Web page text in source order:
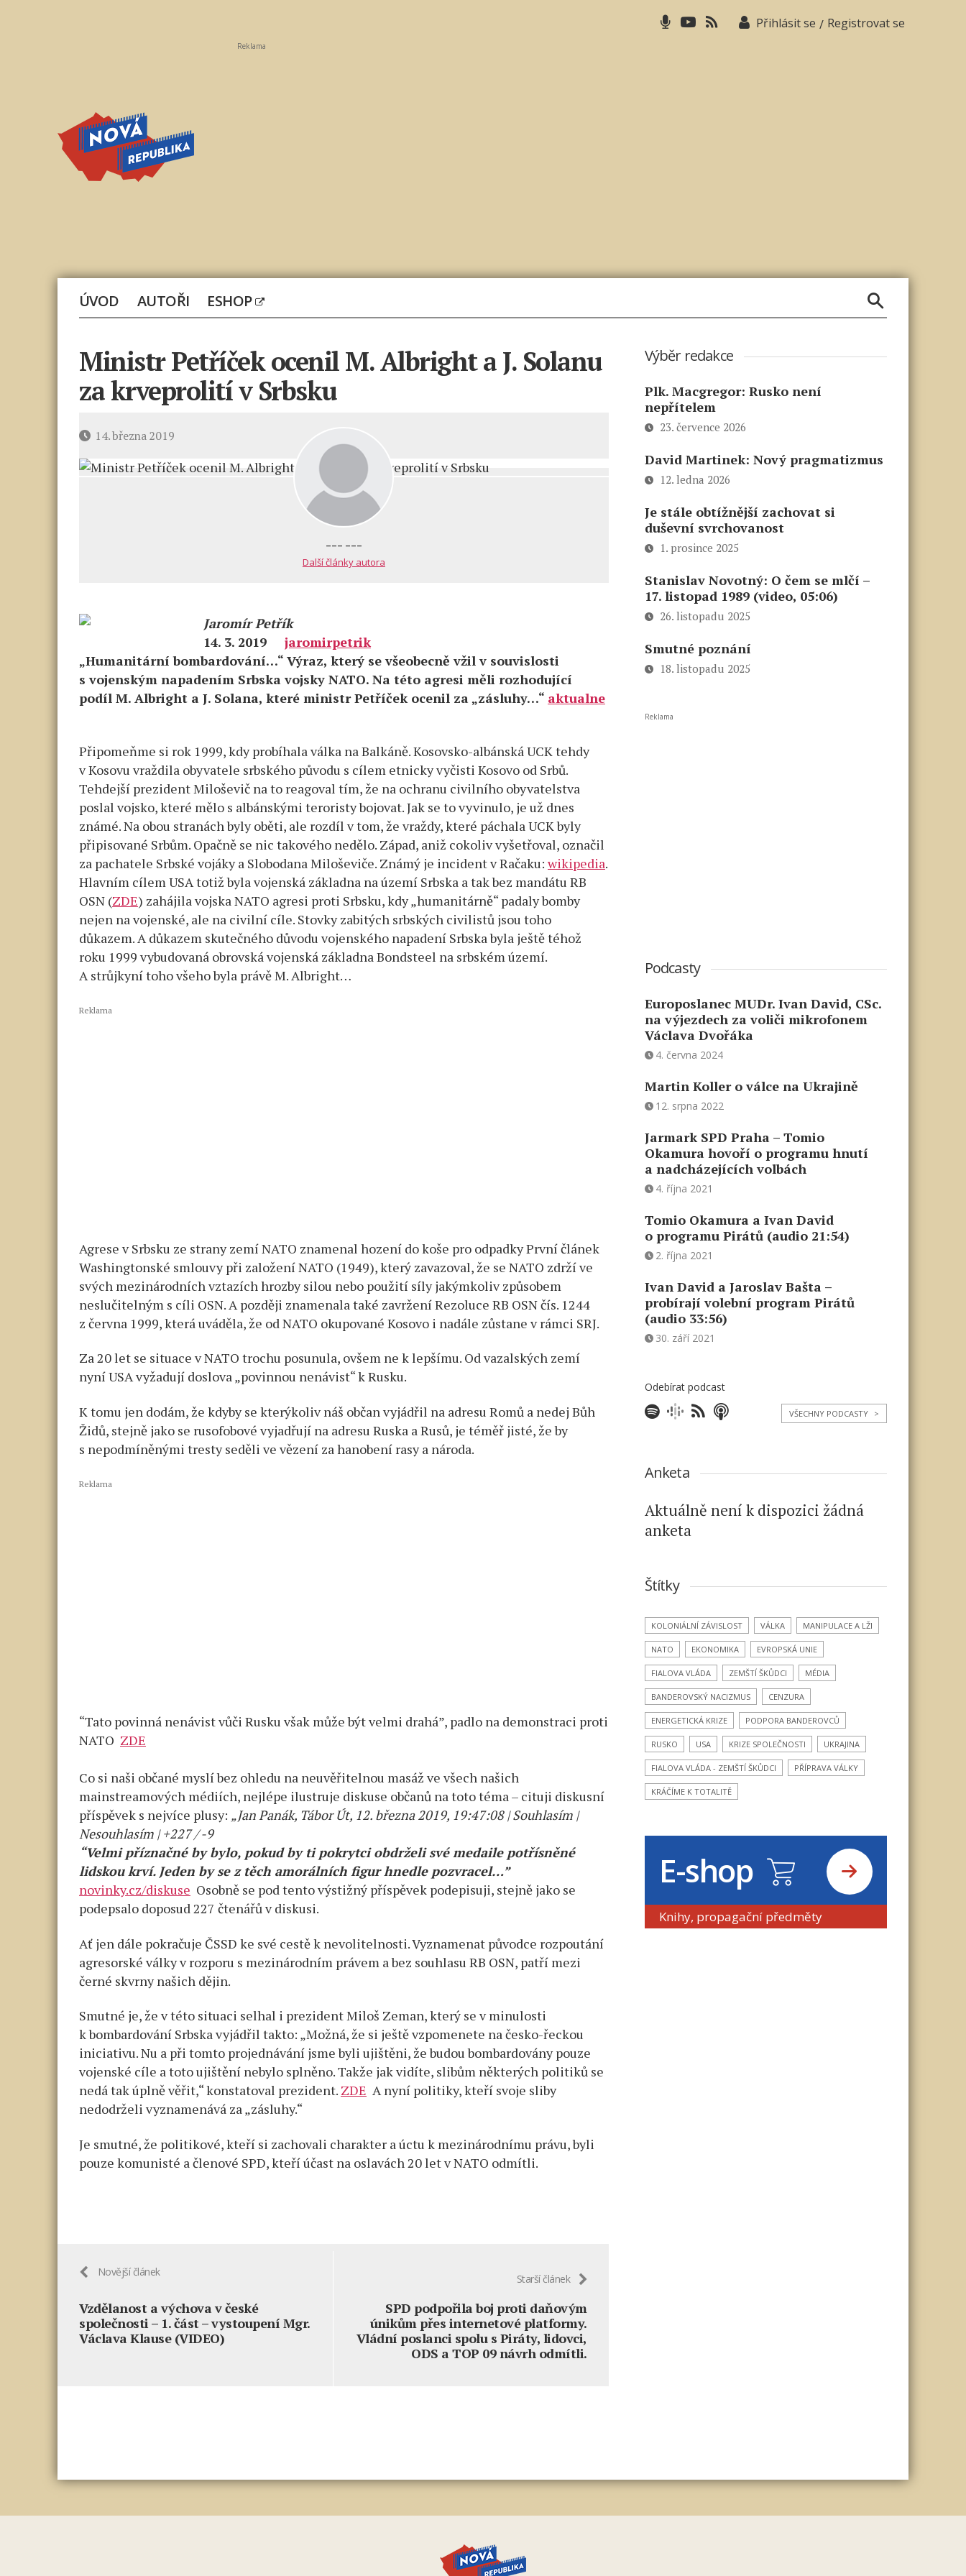
Přihlásit se / Registrovat se
Reklama
ÚVOD AUTOŘI ESHOP
Ministr Petříček ocenil M. Albright a J. Solanu
za krveprolití v Srbsku
Datum14. března 2019
--- ---
Další články autora
Jaromír Petřík
14. 3. 2019 jaromirpetrik
„Humanitární bombardování…“ Výraz, který se všeobecně vžil v souvislosti
s vojenským napadením Srbska vojsky NATO. Na této agresi měli rozhodující
podíl M. Albright a J. Solana, které ministr Petříček ocenil za „zásluhy…“ aktualne
Připomeňme si rok 1999, kdy probíhala válka na Balkáně. Kosovsko-albánská UCK tehdy
v Kosovu vraždila obyvatele srbského původu s cílem etnicky vyčisti Kosovo od Srbů.
Tehdejší prezident Miloševič na to reagoval tím, že na ochranu civilního obyvatelstva
poslal vojsko, které mělo s albánskými teroristy bojovat. Jak se to vyvinulo, je už dnes
známé. Na obou stranách byly oběti, ale rozdíl v tom, že vraždy, které páchala UCK byly
připisované Srbům. Opačně se nic takového nedělo. Západ, aniž cokoliv vyšetřoval, označil
za pachatele Srbské vojáky a Slobodana Miloševiče. Známý je incident v Račaku: wikipedia.
Hlavním cílem USA totiž byla vojenská základna na území Srbska a tak bez mandátu RB
OSN (ZDE) zahájila vojska NATO agresi proti Srbsku, kdy „humanitárně“ padaly bomby
nejen na vojenské, ale na civilní cíle. Stovky zabitých srbských civilistů jsou toho
důkazem. A důkazem skutečného důvodu vojenského napadení Srbska byla ještě téhož
roku 1999 vybudovaná obrovská vojenská základna Bondsteel na srbském území.
A strůjkyní toho všeho byla právě M. Albright…
Reklama
Agrese v Srbsku ze strany zemí NATO znamenal hození do koše pro odpadky První článek
Washingtonské smlouvy při založení NATO (1949), který zavazoval, že se NATO zdrží ve
svých mezinárodních vztazích hrozby silou nebo použití síly jakýmkoliv způsobem
neslučitelným s cíli OSN. A později znamenala také zavržení Rezoluce RB OSN čís. 1244
z června 1999, která uváděla, že od NATO okupované Kosovo i nadále zůstane v rámci SRJ.
Za 20 let se situace v NATO trochu posunula, ovšem ne k lepšímu. Od vazalských zemí
nyní USA vyžadují doslova „povinnou nenávist“ k Rusku.
K tomu jen dodám, že kdyby se kterýkoliv náš občan vyjádřil na adresu Romů a nedej Bůh
Židů, stejně jako se rusofobové vyjadřují na adresu Ruska a Rusů, je téměř jisté, že by
s nepodmíněnými tresty seděli ve vězení za hanobení rasy a národa.
Reklama
“Tato povinná nenávist vůči Rusku však může být velmi drahá”, padlo na demonstraci proti
NATO ZDE
Co si naši občané myslí bez ohledu na neuvěřitelnou masáž ve všech našich
mainstreamových médiích, nejlépe ilustruje diskuse občanů na toto téma – cituji diskusní
příspěvek s nejvíce plusy: „Jan Panák, Tábor Út, 12. března 2019, 19:47:08 | Souhlasím |
Nesouhlasím | +227 / -9
“Velmi příznačné by bylo, pokud by ti pokrytci obdrželi své medaile potřísněné
lidskou krví. Jeden by se z těch amorálních figur hnedle pozvracel…”
novinky.cz/diskuse Osobně se pod tento výstižný příspěvek podepisuji, stejně jako se
podepsalo doposud 227 čtenářů v diskusi.
Ať jen dále pokračuje ČSSD ke své cestě k nevolitelnosti. Vyznamenat původce rozpoutání
agresorské války v rozporu s mezinárodním právem a bez souhlasu RB OSN, patří mezi
černé skvrny našich dějin.
Smutné je, že v této situaci selhal i prezident Miloš Zeman, který se v minulosti
k bombardování Srbska vyjádřil takto: „Možná, že si ještě vzpomenete na česko-řeckou
iniciativu. Nu a při tomto projednávání jsme byli ujištěni, že budou bombardovány pouze
vojenské cíle a toto ujištění nebylo splněno. Takže jak vidíte, slibům některých politiků se
nedá tak úplně věřit,“ konstatoval prezident. ZDE A nyní politiky, kteří svoje sliby
nedodrželi vyznamenává za „zásluhy.“
Je smutné, že politikové, kteří si zachovali charakter a úctu k mezinárodnímu právu, byli
pouze komunisté a členové SPD, kteří účast na oslavách 20 let v NATO odmítli.
Novější článek
Vzdělanost a výchova v české
společnosti – 1. část – vystoupení Mgr.
Václava Klause (VIDEO)
Starší článek
SPD podpořila boj proti daňovým
únikům přes internetové platformy.
Vládní poslanci spolu s Piráty, lidovci,
ODS a TOP 09 návrh odmítli.
Výběr redakce
Plk. Macgregor: Rusko není
nepřítelem
23. července 2026
David Martinek: Nový pragmatizmus
12. ledna 2026
Je stále obtížnější zachovat si
duševní svrchovanost
1. prosince 2025
Stanislav Novotný: O čem se mlčí –
17. listopad 1989 (video, 05:06)
26. listopadu 2025
Smutné poznání
18. listopadu 2025
Reklama
Podcasty
Europoslanec MUDr. Ivan David, CSc.
na výjezdech za voliči mikrofonem
Václava Dvořáka
4. června 2024
Martin Koller o válce na Ukrajině
12. srpna 2022
Jarmark SPD Praha – Tomio
Okamura hovoří o programu hnutí
a nadcházejících volbách
4. října 2021
Tomio Okamura a Ivan David
o programu Pirátů (audio 21:54)
2. října 2021
Ivan David a Jaroslav Bašta –
probírají volební program Pirátů
(audio 33:56)
30. září 2021
Odebírat podcast
VŠECHNY PODCASTY >
Anketa
Aktuálně není k dispozici žádná
anketa
Štítky
KOLONIÁLNÍ ZÁVISLOST VÁLKA MANIPULACE A LŽI
NATO EKONOMIKA EVROPSKÁ UNIE
FIALOVA VLÁDA ZEMŠTÍ ŠKŮDCI MÉDIA
BANDEROVSKÝ NACIZMUS CENZURA
ENERGETICKÁ KRIZE PODPORA BANDEROVCŮ
RUSKO USA KRIZE SPOLEČNOSTI UKRAJINA
FIALOVA VLÁDA - ZEMŠTÍ ŠKŮDCI PŘÍPRAVA VÁLKY
KRÁČÍME K TOTALITĚ
E-shop
Knihy, propagační předměty